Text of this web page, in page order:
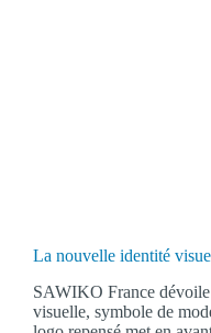
La nouvelle identité
SAWIKO France
visuelle, symbole de